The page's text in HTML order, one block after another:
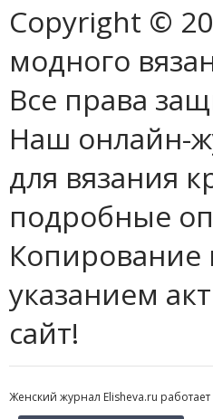
Copyright ©
модного
Все права
Наш онлайн-
для вязания
подробные
Копирование
указанием
сайт!
Женский журнал Elisheva.ru